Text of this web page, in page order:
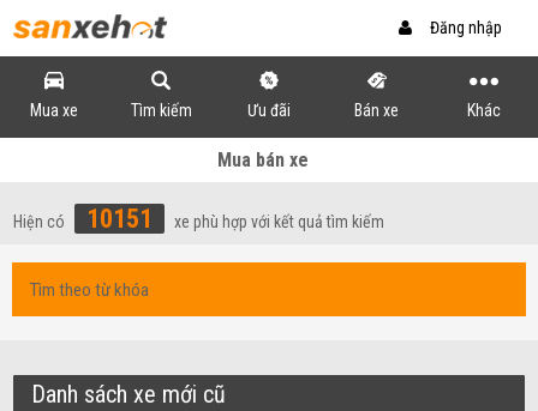
Đăng nhập
Mua xe Tìm kiếm Ưu đãi Bán xe Khác
Mua bán xe
Hiện có 10151 xe phù hợp với kết quả tìm kiếm
Danh sách xe mới cũ